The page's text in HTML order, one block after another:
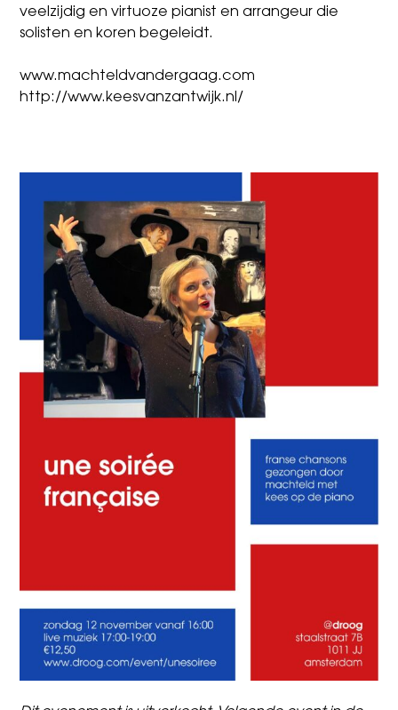
veelzijdig en virtuoze pianist en arrangeur die
solisten en koren begeleidt.
www.machteldvandergaag.com
http://www.keesvanzantwijk.nl/